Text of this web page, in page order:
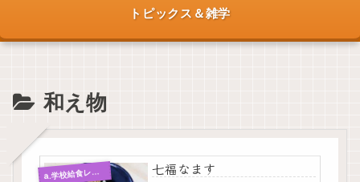
トピックス＆雑学
和え物
a
.学校給食レシピ 七福なます